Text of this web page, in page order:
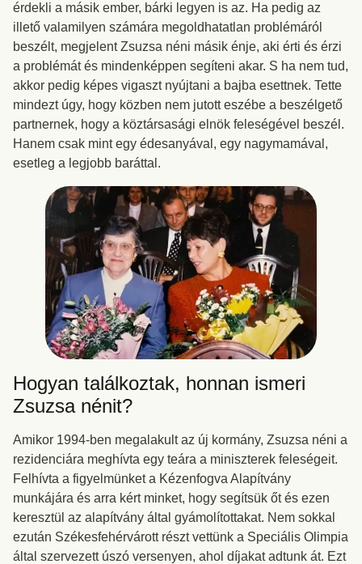
érdekli a másik ember, bárki legyen is az. Ha pedig az
illető valamilyen számára megoldhatatlan problémáról
beszélt, megjelent Zsuzsa néni másik énje, aki érti és érzi
a problémát és mindenképpen segíteni akar. S ha nem tud,
akkor pedig képes vigaszt nyújtani a bajba esettnek. Tette
mindezt úgy, hogy közben nem jutott eszébe a beszélgető
partnernek, hogy a köztársasági elnök feleségével beszél.
Hanem csak mint egy édesanyával, egy nagymamával,
esetleg a legjobb baráttal.
Hogyan találkoztak, honnan ismeri
Zsuzsa nénit?
Amikor 1994-ben megalakult az új kormány, Zsuzsa néni a
rezidenciára meghívta egy teára a miniszterek feleségeit.
Felhívta a figyelmünket a Kézenfogva Alapítvány
munkájára és arra kért minket, hogy segítsük őt és ezen
keresztül az alapítvány által gyámolítottakat. Nem sokkal
ezután Székesfehérvárott részt vettünk a Speciális Olimpia
által szervezett úszó versenyen, ahol díjakat adtunk át. Ezt